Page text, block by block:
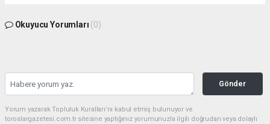
Okuyucu Yorumları (0)
Gönder
Yorum yazarak Topluluk Kuralları’nı kabul etmiş bulunuyor ve
toroslargazetesi.com.tr sitesine yaptığınız yorumunuzla ilgili doğrudan veya dolaylı